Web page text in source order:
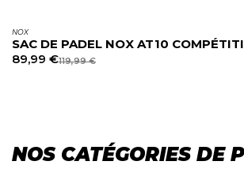
NOX
SAC DE PADEL NOX AT10
89,99 €119,99€
NOS CATÉGORIES DE